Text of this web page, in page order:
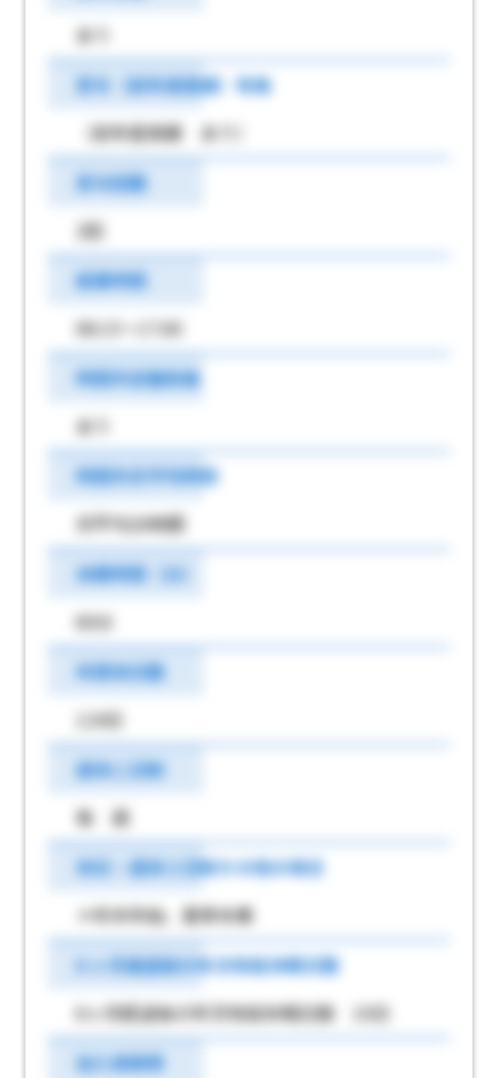
あり
賞与（前年度実績）有無
（前年度実績 あり）
賞与回数
2回
就業時間
08:15～17:00
時間外労働有無
あり
時間外月平均時間
月平均20時間
休憩時間（分）
60分
年間休日数
124日
週休二日制
毎 週
休日・週休２日制その他の場合
＊年末年始、夏季休業
6 ヶ月経過後の年次有給休暇日数
6ヶ月経過後の年次有給休暇日数 10日
加入保険等